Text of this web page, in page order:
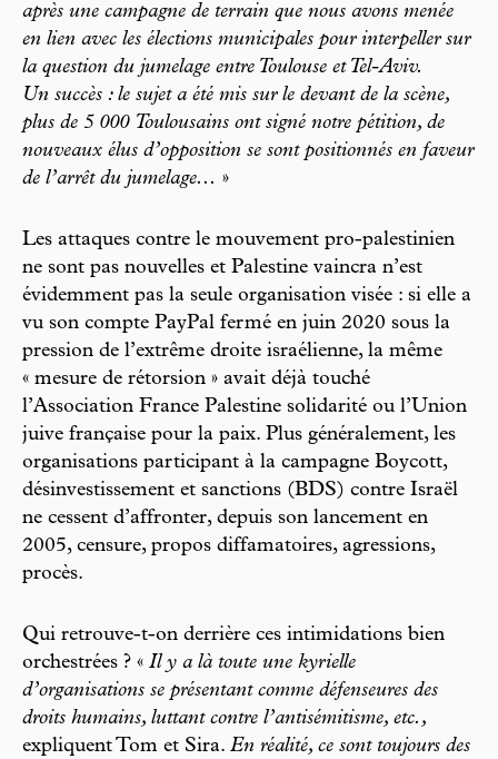
après une campagne de terrain que nous avons menée
en lien avec les élections municipales pour interpeller sur
la question du jumelage entre Toulouse et Tel-Aviv.
Un succès : le sujet a été mis sur le devant de la scène,
plus de 5 000 Toulousains ont signé notre pétition, de
nouveaux élus d’opposition se sont positionnés en faveur
de l’arrêt du jumelage... »
Les attaques contre le mouvement pro-palestinien
ne sont pas nouvelles et Palestine vaincra n’est
évidemment pas la seule organisation visée : si elle a
vu son compte PayPal fermé en juin 2020 sous la
pression de l’extrême droite israélienne, la même
« mesure de rétorsion » avait déjà touché
l’Association France Palestine solidarité ou l’Union
juive française pour la paix. Plus généralement, les
organisations participant à la campagne Boycott,
désinvestissement et sanctions (BDS) contre Israël
ne cessent d’affronter, depuis son lancement en
2005, censure, propos diffamatoires, agressions,
procès.
Qui retrouve-t-on derrière ces intimidations bien
orchestrées ? « Il y a là toute une kyrielle
d’organisations se présentant comme défenseures des
droits humains, luttant contre l’antisémitisme, etc.,
expliquent Tom et Sira. En réalité, ce sont toujours des